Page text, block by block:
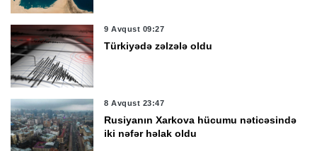
9 Avqust 09:27
Türkiyədə zəlzələ oldu
8 Avqust 23:47
Rusiyanın Xarkova hücumu nəticəsində
iki nəfər həlak oldu